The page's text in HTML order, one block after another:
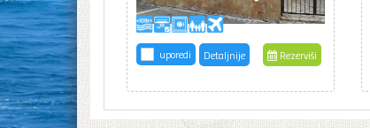
uporedi Detaljnije Rezerviši